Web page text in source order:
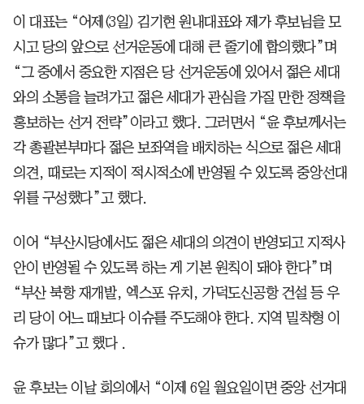
이 대표는 “어제(3일) 김기현 원내대표와 제가 후보님을 모
시고 당의 앞으로 선거운동에 대해 큰 줄기에 합의했다”며
“그 중에서 중요한 지점은 당 선거운동에 있어서 젊은 세대
와의 소통을 늘려가고 젊은 세대가 관심을 가질 만한 정책을
홍보하는 선거 전략”이라고 했다. 그러면서 “윤 후보께서는
각 총괄본부마다 젊은 보좌역을 배치하는 식으로 젊은 세대
의견, 때로는 지적이 적시적소에 반영될 수 있도록 중앙선대
위를 구성했다”고 했다.
이어 “부산시당에서도 젊은 세대의 의견이 반영되고 지적사
안이 반영될 수 있도록 하는 게 기본 원칙이 돼야 한다”며
“부산 북항 재개발, 엑스포 유치, 가덕도신공항 건설 등 우
리 당이 어느 때보다 이슈를 주도해야 한다. 지역 밀착형 이
슈가 많다”고 했다 .
윤 후보는 이날 회의에서 “이제 6일 월요일이면 중앙 선거대